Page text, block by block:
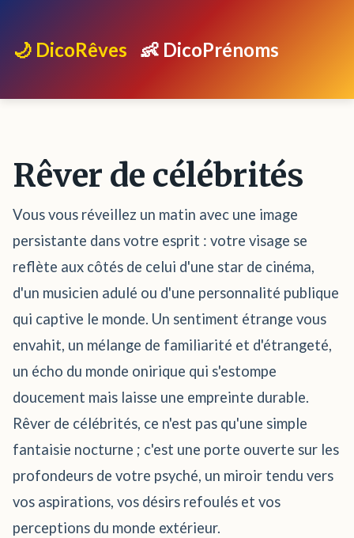
🌙 DicoRêves 👶 DicoPrénoms
Rêver de célébrités
Vous vous réveillez un matin avec une image
persistante dans votre esprit : votre visage se
reflète aux côtés de celui d'une star de cinéma,
d'un musicien adulé ou d'une personnalité publique
qui captive le monde. Un sentiment étrange vous
envahit, un mélange de familiarité et d'étrangeté,
un écho du monde onirique qui s'estompe
doucement mais laisse une empreinte durable.
Rêver de célébrités, ce n'est pas qu'une simple
fantaisie nocturne ; c'est une porte ouverte sur les
profondeurs de votre psyché, un miroir tendu vers
vos aspirations, vos désirs refoulés et vos
perceptions du monde extérieur.